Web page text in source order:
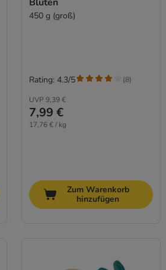
450 g (groß)
UVP 9,39 €
7,99 €
17,76 € / kg
Rating: 4.3/5 (8)
Zum Warenkorb
hinzufügen